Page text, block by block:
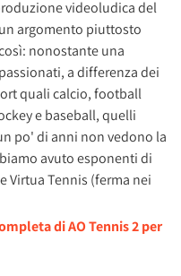
videoludica del
argomento piuttosto
nonostante una
a differenza dei
quali calcio, football
e baseball, quelli
po' di anni non vedono la
avuto esponenti di
Virtua Tennis (ferma nei
di AO Tennis 2 per